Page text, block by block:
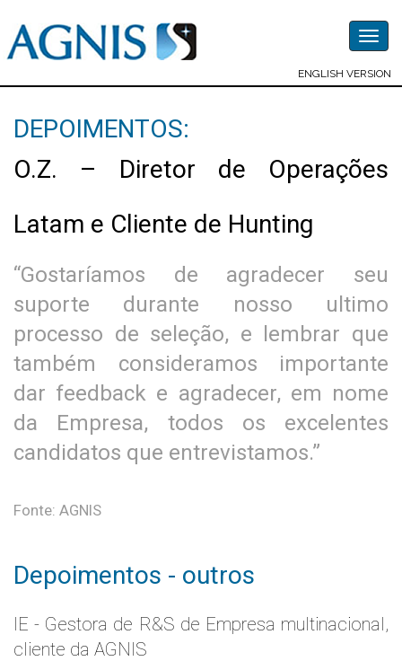
ENGLISH VERSION
DEPOIMENTOS:
O.Z. – Diretor de Operações
Latam e Cliente de Hunting
“Gostaríamos de agradecer seu
suporte durante nosso ultimo
processo de seleção, e lembrar que
também consideramos importante
dar feedback e agradecer, em nome
da Empresa, todos os excelentes
candidatos que entrevistamos.”
Fonte: AGNIS
Depoimentos - outros
IE - Gestora de R&S de Empresa multinacional,
cliente da AGNIS